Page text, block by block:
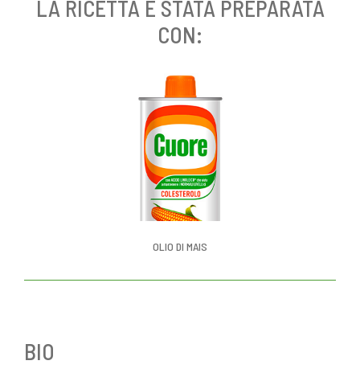
LA RICETTA È STATA PREPARATA
CON:
OLIO DI MAIS
BIO